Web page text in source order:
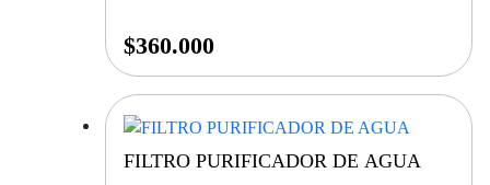
$360.000
FILTRO PURIFICADOR DE AGUA